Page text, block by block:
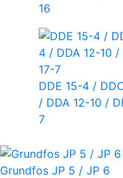
16
DDE 15-4 /
/ DDA 12-10 /
7
Grundfos JP 5 / JP 6